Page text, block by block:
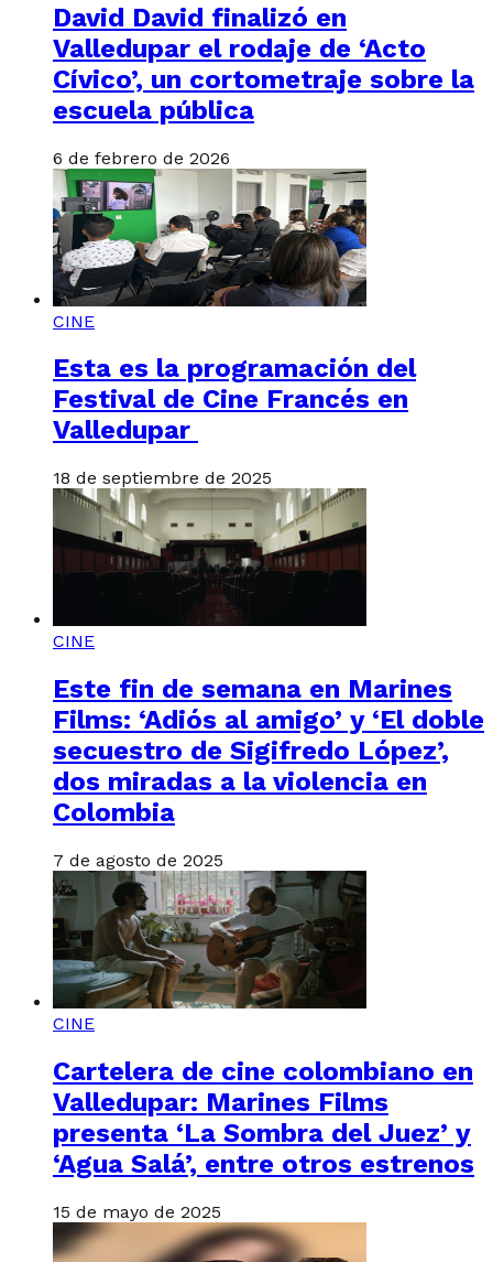
David David finalizó en
Valledupar el rodaje de ‘Acto
Cívico’, un cortometraje sobre la
escuela pública
6 de febrero de 2026
CINE
Esta es la programación del
Festival de Cine Francés en
Valledupar
18 de septiembre de 2025
CINE
Este fin de semana en Marines
Films: ‘Adiós al amigo’ y ‘El doble
secuestro de Sigifredo López’,
dos miradas a la violencia en
Colombia
7 de agosto de 2025
CINE
Cartelera de cine colombiano en
Valledupar: Marines Films
presenta ‘La Sombra del Juez’ y
‘Agua Salá’, entre otros estrenos
15 de mayo de 2025